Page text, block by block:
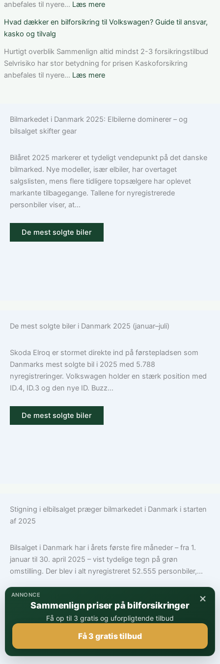
valg
den
løsning
bilforsikring
ung
anbefales til nyere… Læs mere:
bilforsikring
Tesla
Model
3:
den
Hvad dækker en bilforsikring til Volkswagen? Guide til ansvar,
kasko og tilvalg
Hurtigt overblik Sammenlign altid mindst 2-3 forsikringstilbud
Selvrisiko har stor betydning for prisen Kaskoforsikring
anbefales til nyere… Læs mere:
bilforsikring
Guide
til
ansvar,
kasko
Bilmarkedet i Danmark 2025: Elbilerne dominerer – og
bilsalget skifter gear
Bilåret 2025 markerer et tydeligt vendepunkt på det danske
bilmarked. Nye modeller, især elbiler, har overtaget
salgslisten, mens flere tidligere topsælgere har oplevet
markante tilbagegange. Tallene for nyregistrerede
personbiler viser, at...
De mest solgte biler
De mest solgte biler i Danmark 2025 (januar–juli)
Skoda Elroq er stormet direkte ind på førstepladsen som
Danmarks mest solgte bil i 2025 med 5.788
nyregistreringer. Volkswagen holder en stærk position med
ID.4, ID.3 og den nye ID. Buzz...
De mest solgte biler
Stigning i elbilsalget præger bilmarkedet i Danmark i starten
af 2025
Bilsalget i Danmark har i årets første fire måneder – fra 1.
januar til 30. april 2025 – vist tydelige tegn på grøn
omstilling. Der blev i alt nyregistreret 52.555 personbiler,...
De mest solgte biler ×
ANNONCE
Sammenlign priser på bilforsikringer
Få op til 3 gratis og uforpligtende tilbud
Få 3 gratis tilbud